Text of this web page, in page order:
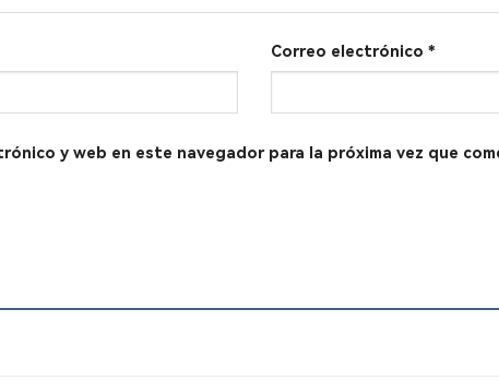
Correo electrónico *
y web en este navegador para la próxima vez que